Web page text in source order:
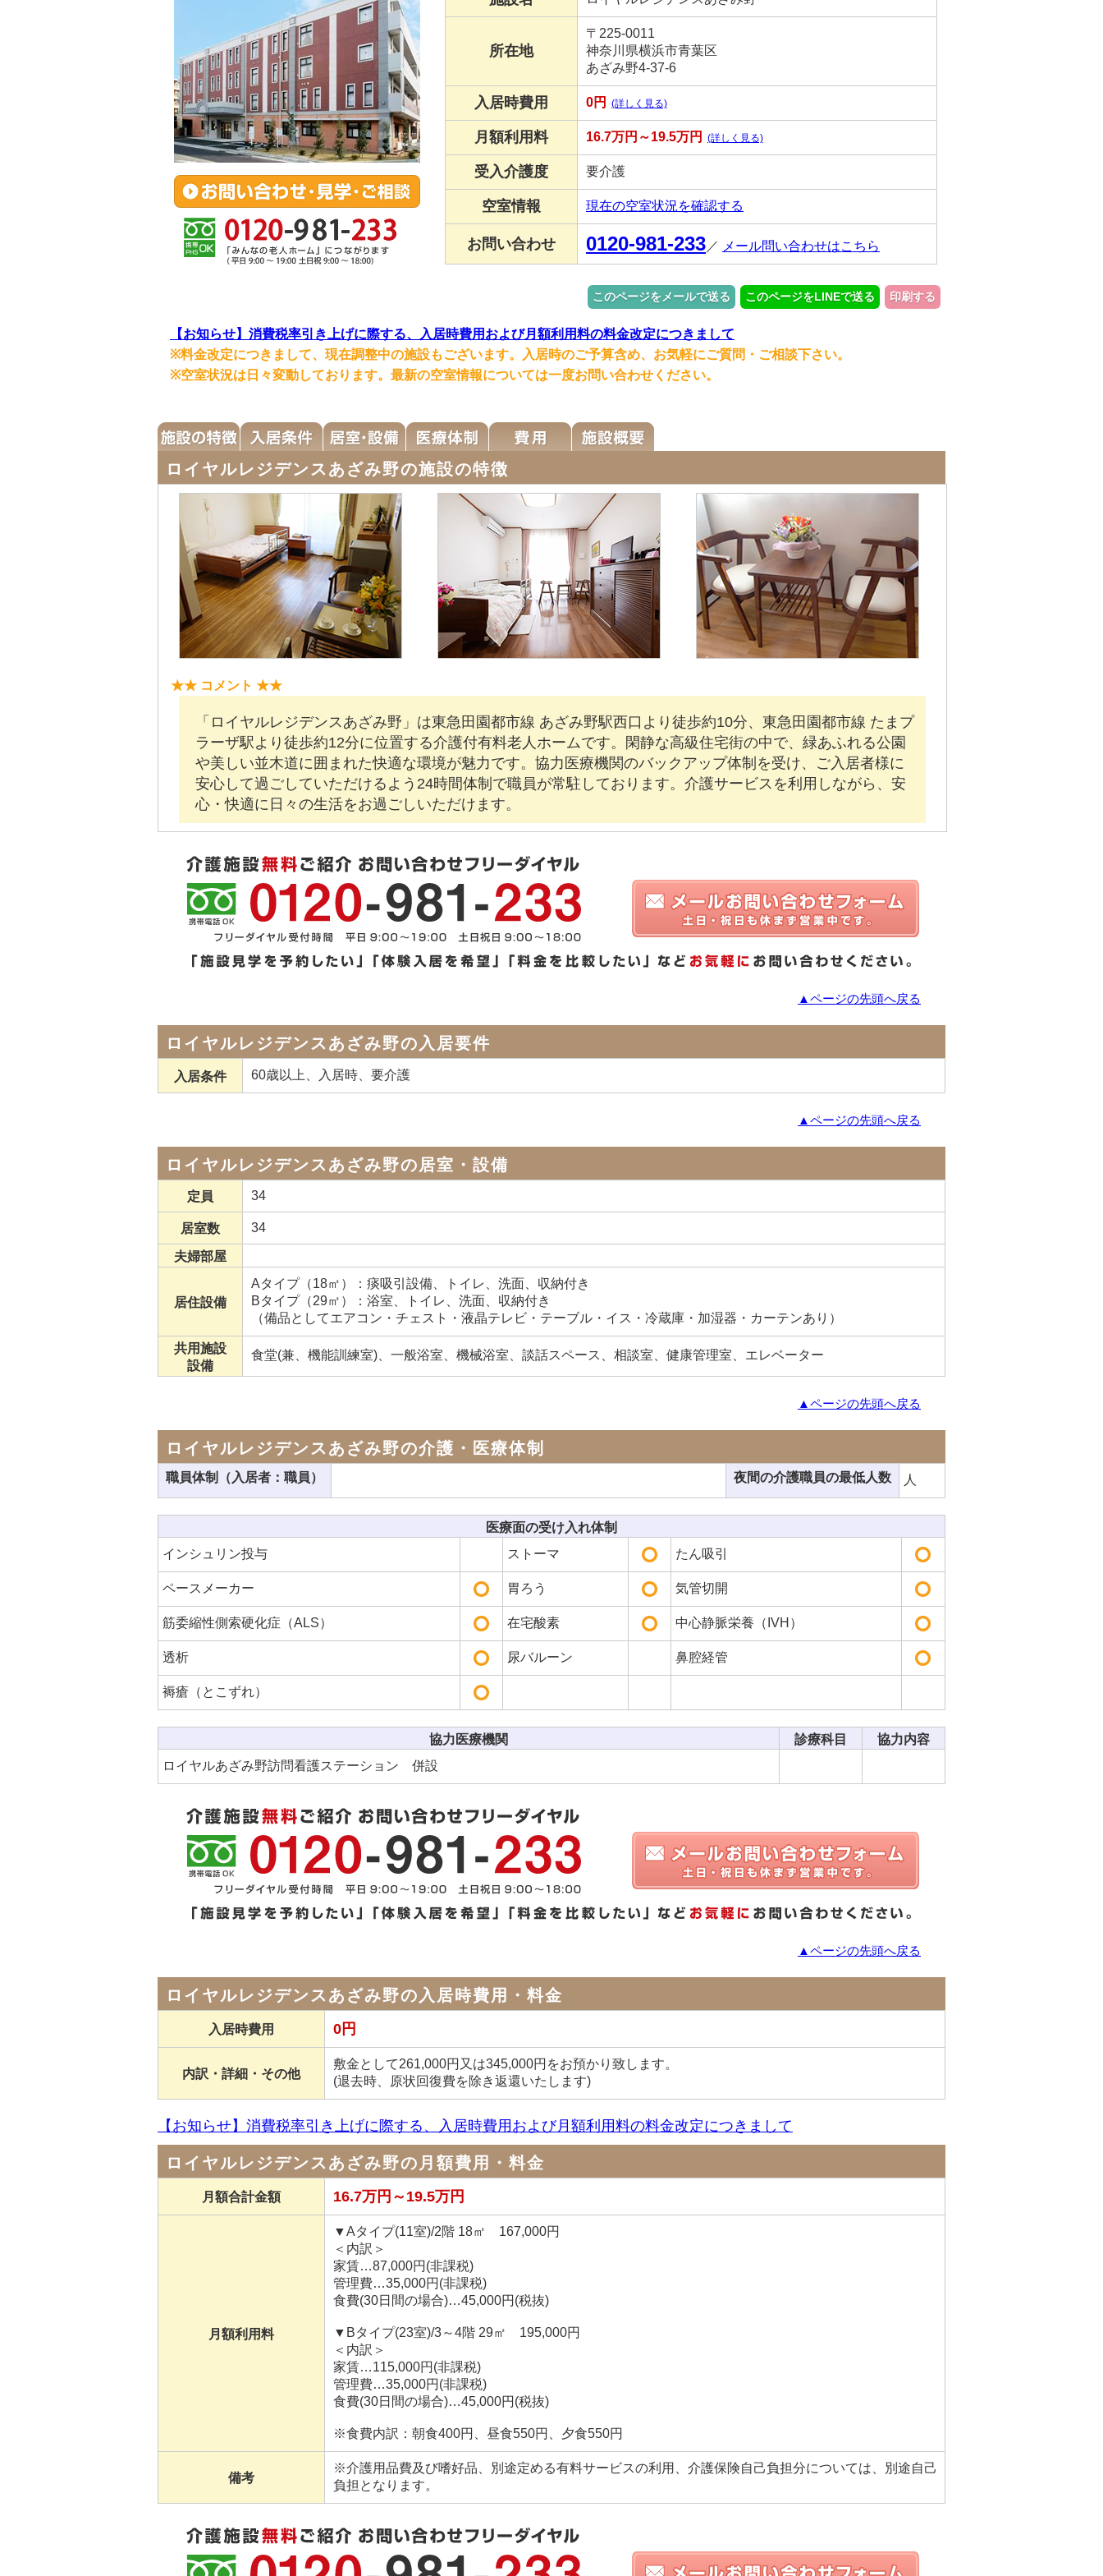
所在地
〒225-0011
神奈川県横浜市青葉区
あざみ野4-37-6
入居時費用 0円 (詳しく見る)
月額利用料 16.7万円～19.5万円 (詳しく見る)
受入介護度 要介護
空室情報 現在の空室状況を確認する
お問い合わせ 0120-981-233 ／ メール問い合わせはこちら
このページをメールで送る このページをLINEで送る 印刷する
【お知らせ】消費税率引き上げに際する、入居時費用および月額利用料の料金改定につきまして
※料金改定につきまして、現在調整中の施設もございます。入居時のご予算含め、お気軽にご質問・ご相談下さい。
※空室状況は日々変動しております。最新の空室情報については一度お問い合わせください。
ロイヤルレジデンスあざみ野の施設の特徴
★★ コメント ★★
「ロイヤルレジデンスあざみ野」は東急田園都市線 あざみ野駅西口より徒歩約10分、東急田園都市線 たまプ
ラーザ駅より徒歩約12分に位置する介護付有料老人ホームです。閑静な高級住宅街の中で、緑あふれる公園
や美しい並木道に囲まれた快適な環境が魅力です。協力医療機関のバックアップ体制を受け、ご入居者様に
安心して過ごしていただけるよう24時間体制で職員が常駐しております。介護サービスを利用しながら、安
心・快適に日々の生活をお過ごしいただけます。
▲ページの先頭へ戻る
ロイヤルレジデンスあざみ野の入居要件
入居条件 60歳以上、入居時、要介護
▲ページの先頭へ戻る
ロイヤルレジデンスあざみ野の居室・設備
定員 34
居室数 34
夫婦部屋
居住設備
Aタイプ（18㎡）：痰吸引設備、トイレ、洗面、収納付き
Bタイプ（29㎡）：浴室、トイレ、洗面、収納付き
（備品としてエアコン・チェスト・液晶テレビ・テーブル・イス・冷蔵庫・加湿器・カーテンあり）
共用施設
設備
食堂(兼、機能訓練室)、一般浴室、機械浴室、談話スペース、相談室、健康管理室、エレベーター
▲ページの先頭へ戻る
ロイヤルレジデンスあざみ野の介護・医療体制
職員体制（入居者：職員） 夜間の介護職員の最低人数 人
医療面の受け入れ体制
インシュリン投与
ストーマ たん吸引
ペースメーカー 胃ろう 気管切開
筋委縮性側索硬化症（ALS） 在宅酸素 中心静脈栄養（IVH）
透析 尿バルーン 鼻腔経管
褥瘡（とこずれ）
協力医療機関 診療科目
協力内容
ロイヤルあざみ野訪問看護ステーション 併設
▲ページの先頭へ戻る
ロイヤルレジデンスあざみ野の入居時費用・料金
入居時費用 0円
内訳・詳細・その他
敷金として261,000円又は345,000円をお預かり致します。
(退去時、原状回復費を除き返還いたします)
【お知らせ】消費税率引き上げに際する、入居時費用および月額利用料の料金改定につきまして
ロイヤルレジデンスあざみ野の月額費用・料金
月額合計金額 16.7万円～19.5万円
月額利用料
▼Aタイプ(11室)/2階 18㎡ 167,000円
＜内訳＞
家賃…87,000円(非課税)
管理費…35,000円(非課税)
食費(30日間の場合)…45,000円(税抜)
▼Bタイプ(23室)/3～4階 29㎡ 195,000円
＜内訳＞
家賃…115,000円(非課税)
管理費…35,000円(非課税)
食費(30日間の場合)…45,000円(税抜)
※食費内訳：朝食400円、昼食550円、夕食550円
備考
※介護用品費及び嗜好品、別途定める有料サービスの利用、介護保険自己負担分については、別途自己
負担となります。